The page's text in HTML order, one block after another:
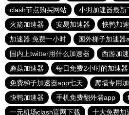
clash节点购买网站
小羽加速器最新
火箭加速器
安易加速器 快鸭加
加速器 免费一小时
国外梯子加速器
国内上twitter用什么加速器
西游加
蘑菇加速器
每日免费2小时的加速器
免费梯子加速器app七天
爬墙专用
快鸭加速器
手机免费翻外墙app
一元机场clash官网下载
十大免费加